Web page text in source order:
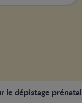
le dépistage prénatal